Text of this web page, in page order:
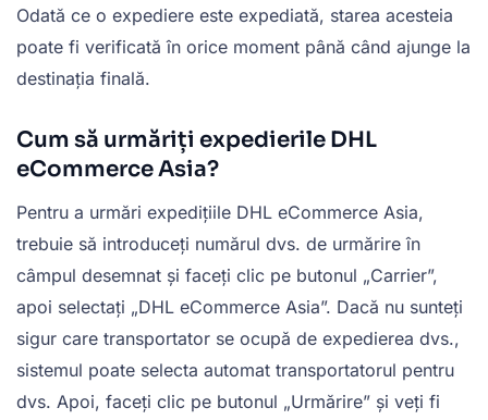
Odată ce o expediere este expediată, starea acesteia
poate fi verificată în orice moment până când ajunge la
destinația finală.
Cum să urmăriți expedierile DHL
eCommerce Asia?
Pentru a urmări expedițiile DHL eCommerce Asia,
trebuie să introduceți numărul dvs. de urmărire în
câmpul desemnat și faceți clic pe butonul „Carrier”,
apoi selectați „DHL eCommerce Asia”. Dacă nu sunteți
sigur care transportator se ocupă de expedierea dvs.,
sistemul poate selecta automat transportatorul pentru
dvs. Apoi, faceți clic pe butonul „Urmărire” și veți fi